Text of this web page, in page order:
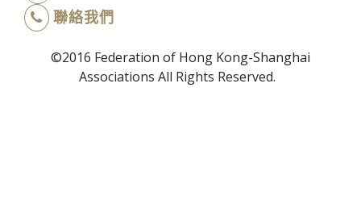
聯絡我們
©2016 Federation of Hong Kong-Shanghai
Associations All Rights Reserved.